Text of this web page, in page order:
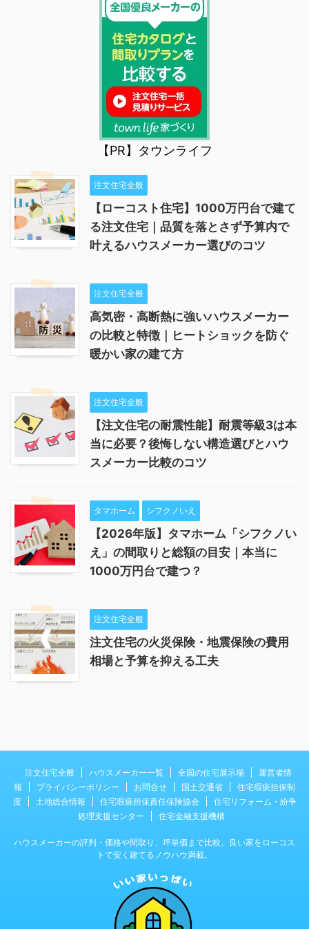
【PR】タウンライフ
注文住宅全般
【ローコスト住宅】1000万円台で建て
る注文住宅｜品質を落とさず予算内で
叶えるハウスメーカー選びのコツ
注文住宅全般
高気密・高断熱に強いハウスメーカー
の比較と特徴｜ヒートショックを防ぐ
暖かい家の建て方
注文住宅全般
【注文住宅の耐震性能】耐震等級3は本
当に必要？後悔しない構造選びとハウ
スメーカー比較のコツ
タマホーム シフクノいえ
【2026年版】タマホーム「シフクノい
え」の間取りと総額の目安｜本当に
1000万円台で建つ？
注文住宅全般
注文住宅の火災保険・地震保険の費用
相場と予算を抑える工夫
注文住宅全般 ハウスメーカー一覧 全国の住宅展示場
運営者情
報
プライバシーポリシー お問合せ 国土交通省
住宅瑕疵担保制
度
土地総合情報 住宅瑕疵担保責任保険協会
住宅リフォーム・紛争
処理支援センター
住宅金融支援機構
ハウスメーカーの評判・価格や間取り、坪単価まで比較。良い家をローコス
トで安く建てるノウハウ満載。